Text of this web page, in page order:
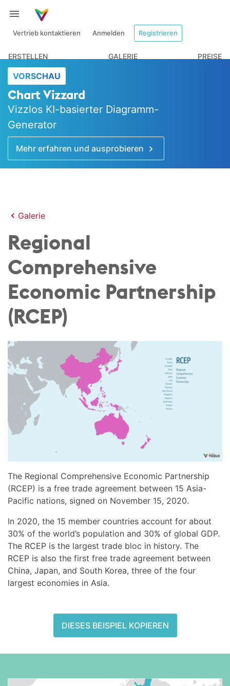
Vertrieb kontaktieren Anmelden Registrieren
ERSTELLEN GALERIE PREISE
VORSCHAU
Chart Vizzard
Vizzlos KI-basierter Diagramm-
Generator
Mehr erfahren und ausprobieren
Galerie
Regional
Comprehensive
Economic Partnership
(RCEP)
The Regional Comprehensive Economic Partnership
(RCEP) is a free trade agreement between 15 Asia-
Pacific nations, signed on November 15, 2020.
In 2020, the 15 member countries account for about
30% of the world’s population and 30% of global GDP.
The RCEP is the largest trade bloc in history. The
RCEP is also the first free trade agreement between
China, Japan, and South Korea, three of the four
largest economies in Asia.
DIESES BEISPIEL KOPIEREN